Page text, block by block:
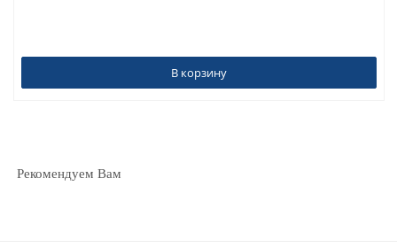
В корзину
Рекомендуем Вам